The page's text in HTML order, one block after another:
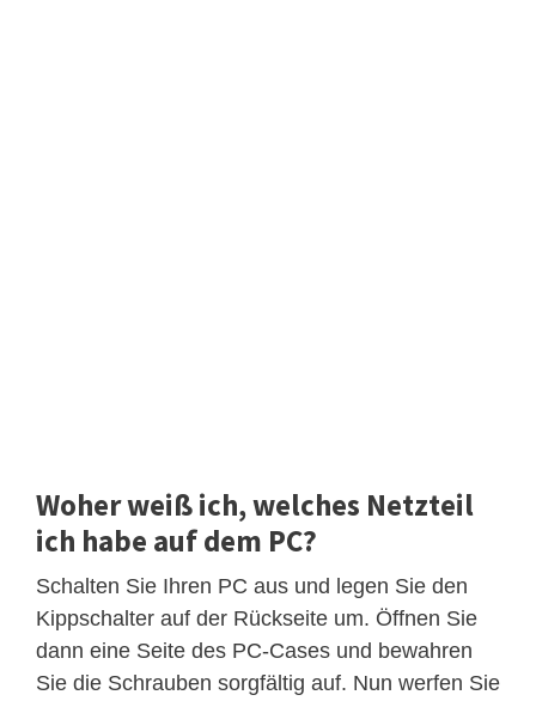
Woher weiß ich, welches Netzteil
ich habe auf dem PC?
Schalten Sie Ihren PC aus und legen Sie den
Kippschalter auf der Rückseite um. Öffnen Sie
dann eine Seite des PC-Cases und bewahren
Sie die Schrauben sorgfältig auf. Nun werfen Sie